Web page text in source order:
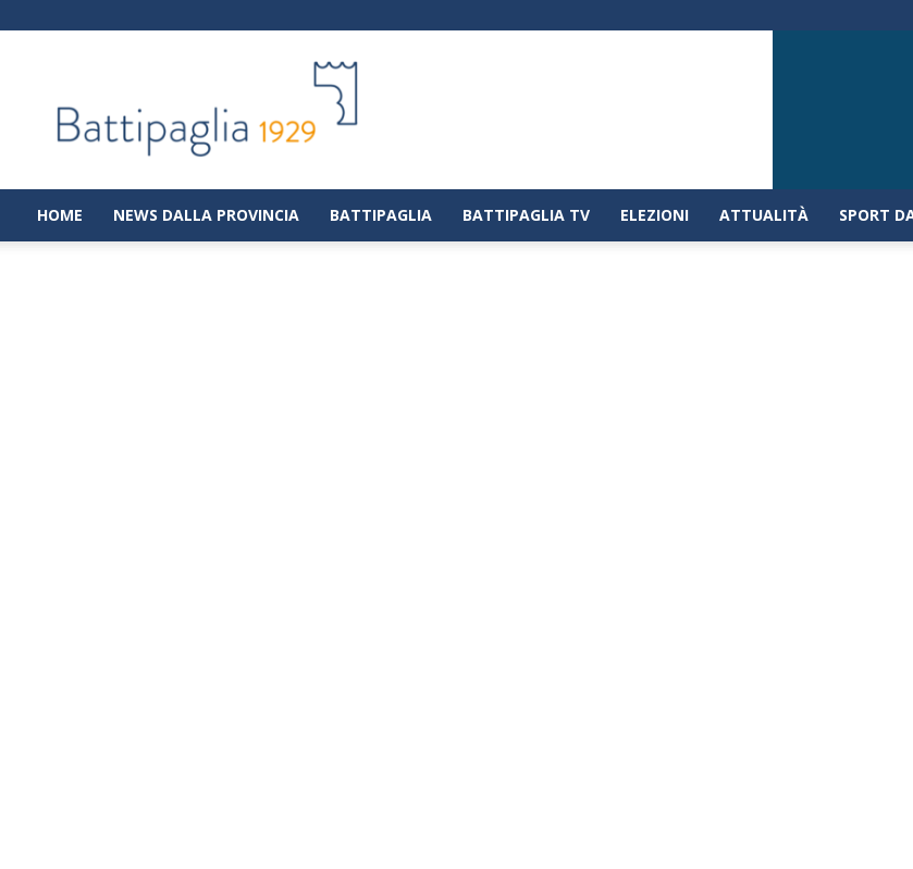
|
Notizie
dalla
città
di
HOME NEWS DALLA PROVINCIA BATTIPAGLIA BATTIPAGLIA TV ELEZIONI ATTUALITÀ SPORT